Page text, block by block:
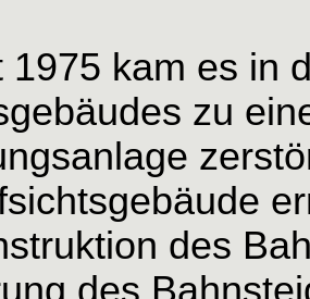
1975 kam es in
zu
des
des